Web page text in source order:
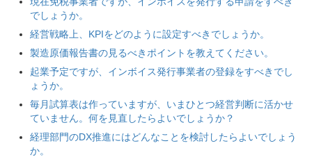
でしょうか。
経営戦略上、KPIをどのように設定すべきでしょうか。
製造原価報告書の見るべきポイントを教えてください。
起業予定ですが、インボイス発行事業者の登録をすべきでし
ょうか。
毎月試算表は作っていますが、いまひとつ経営判断に活かせ
ていません。何を見直したらよいでしょうか？
経理部門のDX推進にはどんなことを検討したらよいでしょう
か。